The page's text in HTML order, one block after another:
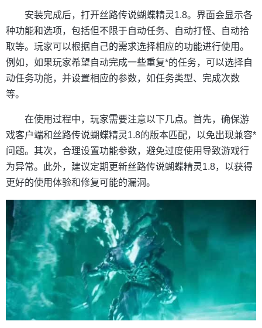
安装完成后，打开丝路传说蝴蝶精灵1.8。界面会显示各
种功能和选项，包括但不限于自动任务、自动打怪、自动拾
取等。玩家可以根据自己的需求选择相应的功能进行使用。
例如，如果玩家希望自动完成一些重复*的任务，可以选择自
动任务功能，并设置相应的参数，如任务类型、完成次数
等。
在使用过程中，玩家需要注意以下几点。首先，确保游
戏客户端和丝路传说蝴蝶精灵1.8的版本匹配，以免出现兼容*
问题。其次，合理设置功能参数，避免过度使用导致游戏行
为异常。此外，建议定期更新丝路传说蝴蝶精灵1.8，以获得
更好的使用体验和修复可能的漏洞。